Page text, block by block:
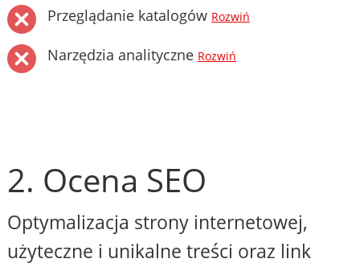
Przeglądanie katalogów Rozwiń
Narzędzia analityczne Rozwiń
2. Ocena SEO
Optymalizacja strony internetowej,
użyteczne i unikalne treści oraz link